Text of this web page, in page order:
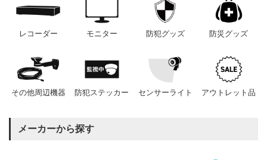
レコーダー モニター 防犯グッズ 防災グッズ
その他周辺機器 防犯ステッカー センサーライト アウトレット品
メーカーから探す